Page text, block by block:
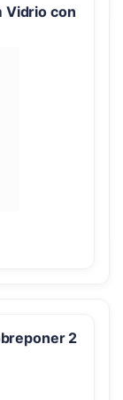
Vidrio con
2